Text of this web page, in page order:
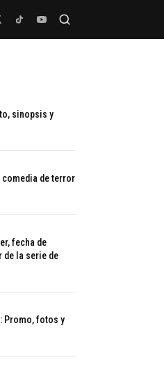
sinopsis y
comedia de terror
fecha de
de la serie de
Promo, fotos y